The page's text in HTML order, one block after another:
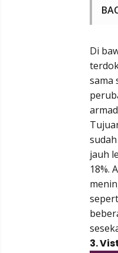
Di
sama
jauh
18%.
3.